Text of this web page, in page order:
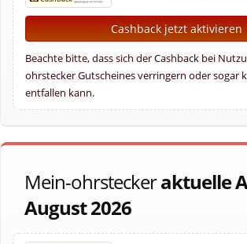
Cashback jetzt aktivieren
Beachte bitte, dass sich der Cashback bei
ohrstecker Gutscheines verringern oder sogar
entfallen kann.
Mein-ohrsteckeraktuelle
August 2026